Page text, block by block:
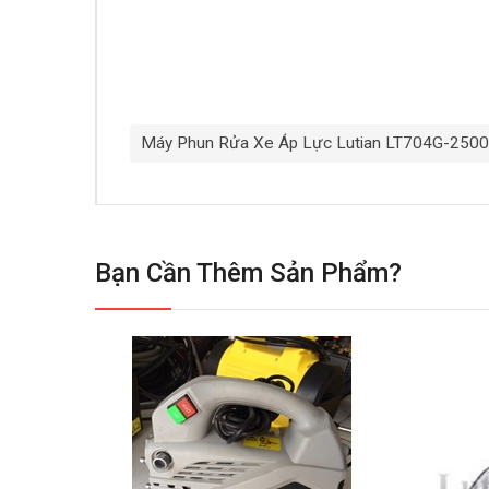
Máy Phun Rửa Xe Áp Lực Lutian LT704G-
Bạn Cần Thêm Sản Phẩm?